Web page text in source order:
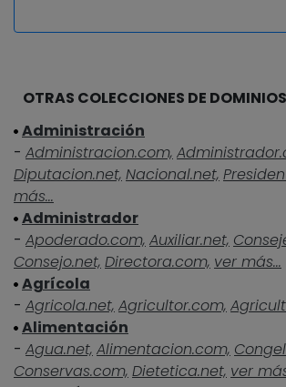
OTRAS COLECCIONES DE
Administración
- Administracion.com,
Diputacion.net, Nacional.net,
más...
Administrador
- Apoderado.com, Auxiliar.net,
Consejo.net, Directora.com, ver más...
Agrícola
- Agricola.net, Agricultor.com,
Alimentación
- Agua.net, Alimentacion.com,
Conservas.com, Dietetica.net, ver